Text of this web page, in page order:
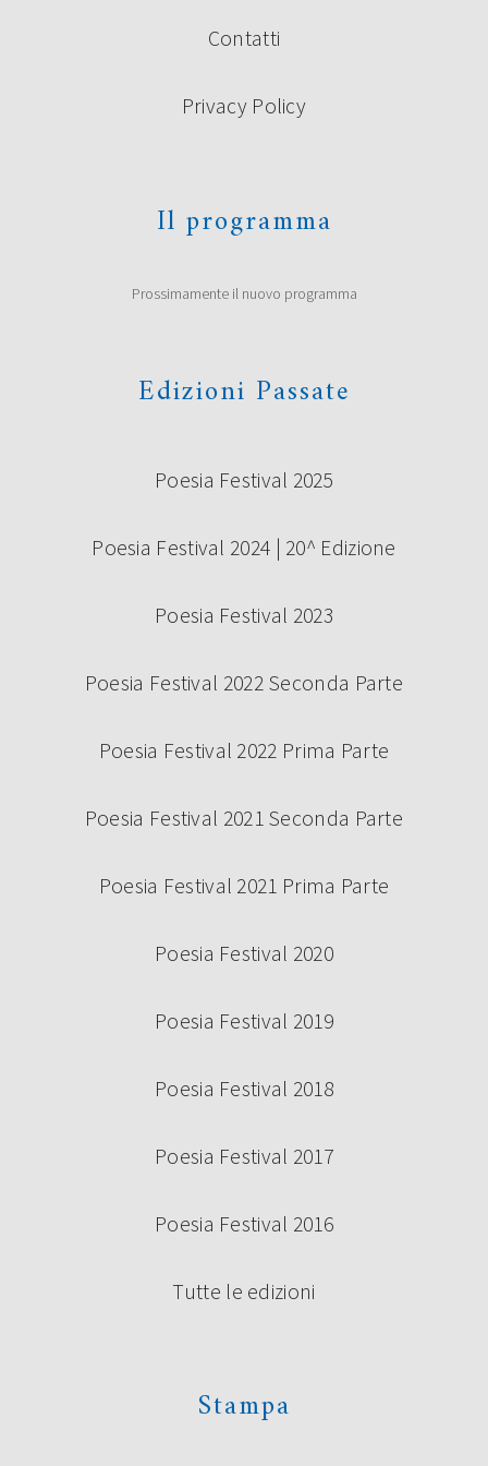
PREMIO UNDER 35 “TERRE DI
Marco Bini, Roberto Galaverni, Guido Mattia Gallerani,
Donata Ghermandi, Emilio Rentocchini, Marco Santagata
poesia Under 35 “Terre di Castelli” 2019, prima edizione:
Continua a leggere
BANDO VOLONTARI POESIA FESTIVAL
Contatti
Privacy Policy
Il programma
Prossimamente il nuovo programma
Edizioni Passate
Poesia Festival 2025
Poesia Festival 2024 | 20^ Edizione
Poesia Festival 2023
Poesia Festival 2022 Seconda Parte
Poesia Festival 2022 Prima Parte
Poesia Festival 2021 Seconda Parte
Poesia Festival 2021 Prima Parte
Poesia Festival 2020
Poesia Festival 2019
Poesia Festival 2018
Poesia Festival 2017
Poesia Festival 2016
Tutte le edizioni
Stampa